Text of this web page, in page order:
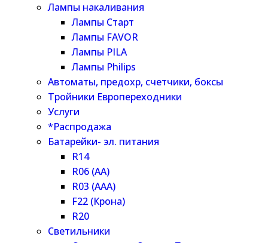
Лампы накаливания
Лампы Старт
Лампы FAVOR
Лампы PILA
Лампы Philips
Автоматы, предохр, счетчики, боксы
Тройники Европереходники
Услуги
*Распродажа
Батарейки- эл. питания
R14
R06 (AA)
R03 (AAA)
F22 (Крона)
R20
Светильники